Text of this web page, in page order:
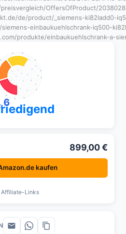
OffersOfProduct/
de/product/_siemens-ki82ladd0-
einbaukuehlschrank-iq500-
produkte/einbaukuehlschrank-a-
899,00 €
kaufen
Affiliate-Links